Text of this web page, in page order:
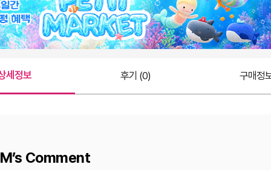
세정보 후기 (0) 구매정
Comment